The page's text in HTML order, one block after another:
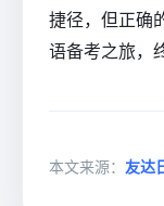
捷径，但正确
语备考之旅，
本文来源： 友达